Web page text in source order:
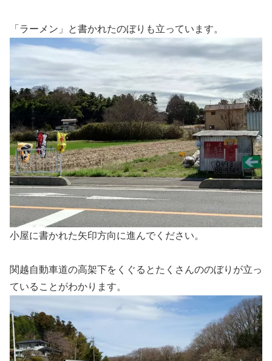
「ラーメン」と書かれたのぼりも立っています。
小屋に書かれた矢印方向に進んでください。
関越自動車道の高架下をくぐるとたくさんののぼりが立っ
ていることがわかります。